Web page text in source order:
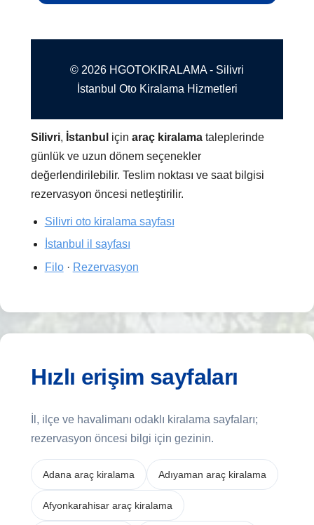
© 2026 HGOTOKIRALAMA - Silivri
İstanbul Oto Kiralama Hizmetleri
Silivri, İstanbul içinaraç kiralama taleplerinde
günlük ve uzun dönem seçenekler
değerlendirilebilir. Teslim noktası ve saat bilgisi
rezervasyon öncesi netleştirilir.
Silivri oto kiralama sayfası
İstanbul il sayfası
Filo· Rezervasyon
Hızlı erişim sayfaları
İl, ilçe ve havalimanı odaklı kiralama sayfaları;
rezervasyon öncesi bilgi için gezinin.
Adana araç kiralama Adıyaman araç kiralama
Afyonkarahisar araç kiralama